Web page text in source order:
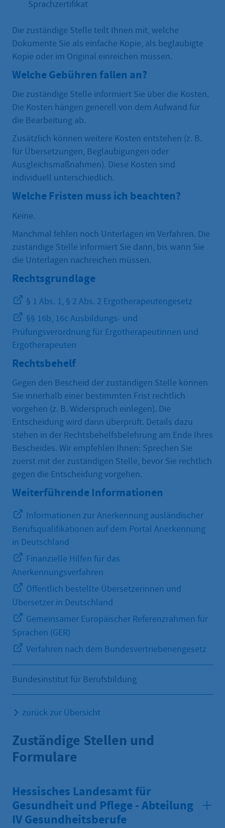
Sprachzertifikat
Die zuständige Stelle teilt Ihnen mit, welche
Dokumente Sie als einfache Kopie, als beglaubigte
Kopie oder im Original einreichen müssen.
Welche Gebühren fallen an?
Die zuständige Stelle informiert Sie über die Kosten.
Die Kosten hängen generell von dem Aufwand für
die Bearbeitung ab.
Zusätzlich können weitere Kosten entstehen (z. B.
für Übersetzungen, Beglaubigungen oder
Ausgleichsmaßnahmen). Diese Kosten sind
individuell unterschiedlich.
Welche Fristen muss ich beachten?
Keine.
Manchmal fehlen noch Unterlagen im Verfahren. Die
zuständige Stelle informiert Sie dann, bis wann Sie
die Unterlagen nachreichen müssen.
Rechtsgrundlage
§ 1 Abs. 1, § 2 Abs. 2 Ergotherapeutengesetz
§§ 16b, 16c Ausbildungs- und
Prüfungsverordnung für Ergotherapeutinnen und
Ergotherapeuten
Rechtsbehelf
Gegen den Bescheid der zuständigen Stelle können
Sie innerhalb einer bestimmten Frist rechtlich
vorgehen (z. B. Widerspruch einlegen). Die
Entscheidung wird dann überprüft. Details dazu
stehen in der Rechtsbehelfsbelehrung am Ende Ihres
Bescheides. Wir empfehlen Ihnen: Sprechen Sie
zuerst mit der zuständigen Stelle, bevor Sie rechtlich
gegen die Entscheidung vorgehen.
Weiterführende Informationen
Informationen zur Anerkennung ausländischer
Berufsqualifikationen auf dem Portal Anerkennung
in Deutschland
Finanzielle Hilfen für das
Anerkennungsverfahren
Öffentlich bestellte Übersetzerinnen und
Übersetzer in Deutschland
Gemeinsamer Europäischer Referenzrahmen für
Sprachen (GER)
Verfahren nach dem Bundesvertriebenengesetz
Bundesinstitut für Berufsbildung
zurück zur Übersicht
Zuständige Stellen und
Formulare
Hessisches Landesamt für
Gesundheit und Pflege - Abteilung
IV Gesundheitsberufe